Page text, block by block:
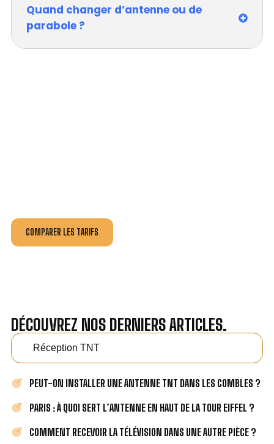
Quand changer d’antenne ou de
parabole ?
COMPARER LES TARIFS
DÉCOUVREZ NOS DERNIERS ARTICLES.
Réception TNT
PEUT-ON INSTALLER UNE ANTENNE TNT DANS LES COMBLES ?
PARIS : À QUOI SERT L’ANTENNE EN HAUT DE LA TOUR EIFFEL ?
COMMENT RECEVOIR LA TÉLÉVISION DANS UNE AUTRE PIÈCE ?